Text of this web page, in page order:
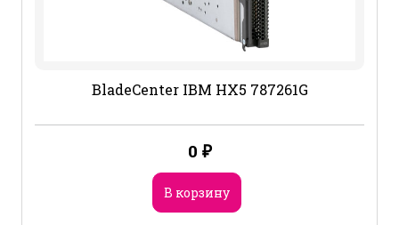
BladeCenter IBM HX5 787261G
0 ₽
В корзину